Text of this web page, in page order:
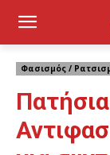
Φασισμός /